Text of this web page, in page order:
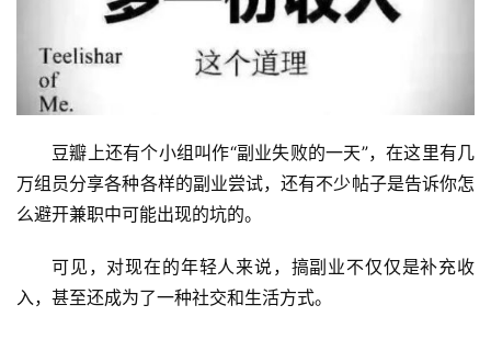
豆瓣上还有个小组叫作“副业失败的一天”，在这里有几
万组员分享各种各样的副业尝试，还有不少帖子是告诉你怎
么避开兼职中可能出现的坑的。
可见，对现在的年轻人来说，搞副业不仅仅是补充收
入，甚至还成为了一种社交和生活方式。